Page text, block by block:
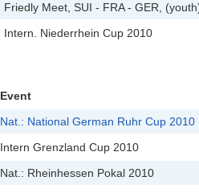
Friedly Meet, SUI - FRA - GER,
Intern. Niederrhein Cup 2010
Event
Nat.: National German Ruhr Cup 2010
Intern Grenzland Cup 2010
Nat.: Rheinhessen Pokal 2010